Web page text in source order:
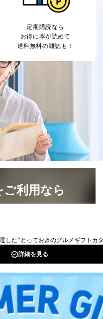
定期購読なら
お得に本が読めて
送料無料の雑誌も！
利用なら
み放題！
FOR IOS
ANDROID
ちら